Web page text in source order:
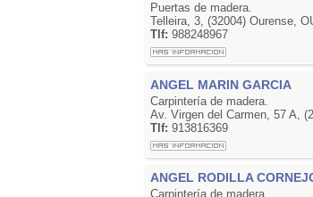
Puertas de madera.
Telleira, 3, (32004) Ourense,
Tlf:988248967
ANGEL MARIN GARCIA
Carpintería de madera.
Av. Virgen del Carmen, 57 A,
Tlf:913816369
ANGEL RODILLA
Carpintería de madera